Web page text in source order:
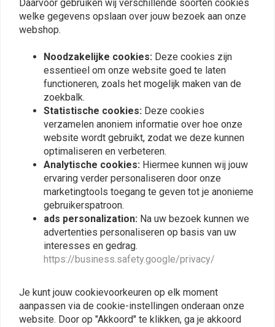
Plaats ook een review
Vergelijkbare producten
MOTONE
Ballista Heet Gesmeed
Verchroomde Vintage
Michelin-Stijl
€21,93
MICHELIN
275/300-21 Binnenband
€23,41
Daarvoor gebruiken wij verschillende soorten cookies
welke gegevens opslaan over jouw bezoek aan onze
webshop.
Noodzakelijke cookies: Deze cookies zijn
essentieel om onze website goed te laten
functioneren, zoals het mogelijk maken van de
zoekbalk.
Statistische cookies: Deze cookies
verzamelen anoniem informatie over hoe onze
website wordt gebruikt, zodat we deze kunnen
optimaliseren en verbeteren.
Analytische cookies: Hiermee kunnen wij jouw
ervaring verder personaliseren door onze
marketingtools toegang te geven tot je anonieme
gebruikerspatroon.
ads personalization: Na uw bezoek kunnen we
advertenties personaliseren op basis van uw
interesses en gedrag.
https://business.safety.google/privacy/
Je kunt jouw cookievoorkeuren op elk moment
aanpassen via de cookie-instellingen onderaan onze
website. Door op "Akkoord" te klikken, ga je akkoord